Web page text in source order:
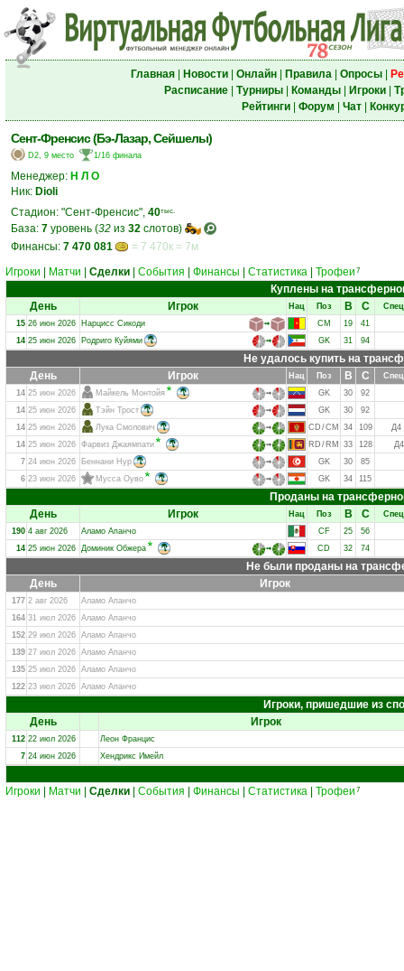
Главная| Новости| Онлайн| Правила| Опросы|
Расписание| Турниры| Команды| Игроки|
Рейтинги| Форум Чат|
Сент-Френсис (Бэ-Лазар, Сейшелы)
D2, 9 место 1/16 финала
Менеджер: Н Л О
Ник: Dioli
Стадион: "Сент-Френсис", 40тыс.
База: 7 уровень (32 из 32 слотов)
Финансы: 7 470 081
= 7 470к = 7м
Игроки
Матчи Сделки События Финансы Статистика Трофеи 7
Куплены на
День
Игрок Нац Поз В С
15 26 июн 2026 ➟
Нарцисс Сикоди CM 19
41
14 25 июн 2026 ➟
Родриго Куйями GK 31 94
Не удалось купить на
День
Игрок Нац Поз В С
14 25 июн 2026 ➟
Майкель Монтойя GK 30
92
14 25 июн 2026 ➟
Тэйн Трост GK 30
92
14 25 июн 2026 ➟
Лука Смолович CD /CM 34 109 Д4
14 25 июн 2026 ➟
Фарвиз Джаямпати RD / RM 33 128
Д4
7 24 июн 2026 ➟
Беннани Нур GK 30
85
6 23 июн 2026 ➟
Мусса Оуво GK 34 115
Проданы на
День
Игрок Нац Поз В С
190 4 авг 2026 Аламо Апанчо CF 25
56
14 25 июн 2026 ➟
Доминик Обжера CD 32 74
Не были проданы на
День
Игрок
177 2 авг 2026
Аламо Апанчо
164 31 июл 2026 Аламо Апанчо
152 29 июл 2026 Аламо Апанчо
139 27 июл 2026 Аламо Апанчо
135 25 июл 2026 Аламо Апанчо
122 23 июл 2026 Аламо Апанчо
Игроки, пришедшие из
День
Игрок
112 22 июл 2026
Леон Францис
7 24 июн 2026 Хендрикс Имейл
Игроки Матчи Сделки События Финансы Статистика Трофеи 7